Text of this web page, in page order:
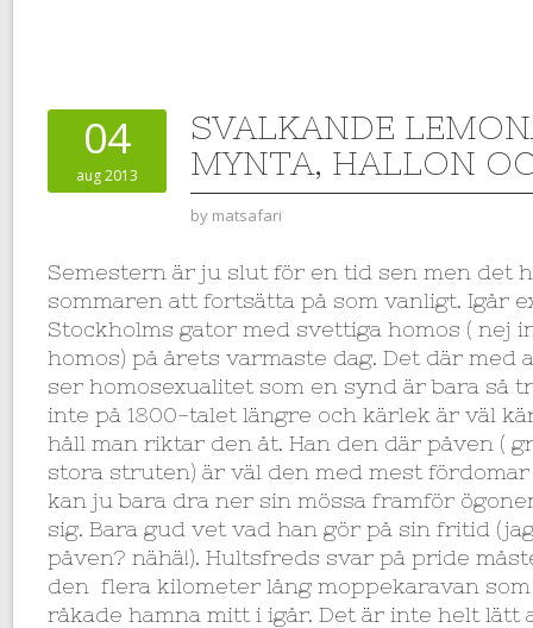
04
aug 2013
SVALKANDE
MYNTA, HALLON
by matsafari
Semestern är ju slut för en tid sen men det
sommaren att fortsätta på som vanligt. Igår
Stockholms gator med svettiga homos ( nej
homos) på årets varmaste dag. Det där med
ser homosexualitet som en synd är bara så
inte på 1800-talet längre och kärlek är väl
håll man riktar den åt. Han den där påven (
stora struten) är väl den med mest
kan ju bara dra ner sin mössa framför
sig. Bara gud vet vad han gör på sin fritid
påven? nähä!). Hultsfreds svar på pride
den flera kilometer lång moppekaravan som
råkade hamna mitt i igår. Det är inte helt lätt